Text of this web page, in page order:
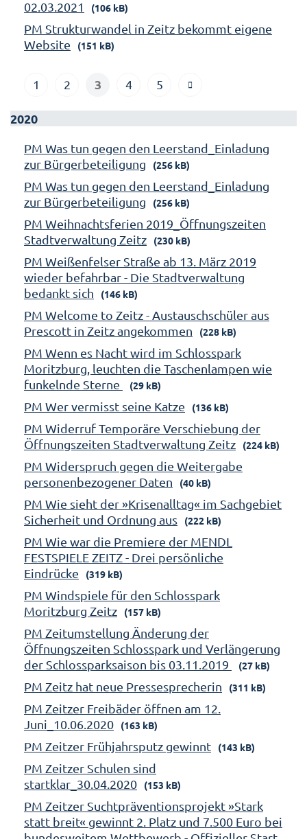
02.03.2021
(106 kB)
PM Strukturwandel in Zeitz bekommt eigene
Website
(151 kB)
1 2 3 4 5
2020
PM Was tun gegen den Leerstand_Einladung
zur Bürgerbeteiligung
(256 kB)
PM Was tun gegen den Leerstand_Einladung
zur Bürgerbeteiligung
(256 kB)
PM Weihnachtsferien 2019_Öffnungszeiten
Stadtverwaltung Zeitz
(230 kB)
PM Weißenfelser Straße ab 13. März 2019
wieder befahrbar - Die Stadtverwaltung
bedankt sich
(146 kB)
PM Welcome to Zeitz - Austauschschüler aus
Prescott in Zeitz angekommen
(228 kB)
PM Wenn es Nacht wird im Schlosspark
Moritzburg, leuchten die Taschenlampen wie
funkelnde Sterne
(29 kB)
PM Wer vermisst seine Katze (136 kB)
PM Widerruf Temporäre Verschiebung der
Öffnungszeiten Stadtverwaltung Zeitz
(224 kB)
PM Widerspruch gegen die Weitergabe
personenbezogener Daten
(40 kB)
PM Wie sieht der »Krisenalltag« im Sachgebiet
Sicherheit und Ordnung aus
(222 kB)
PM Wie war die Premiere der MENDL
FESTSPIELE ZEITZ - Drei persönliche
Eindrücke
(319 kB)
PM Windspiele für den Schlosspark
Moritzburg Zeitz
(157 kB)
PM Zeitumstellung Änderung der
Öffnungszeiten Schlosspark und Verlängerung
der Schlossparksaison bis 03.11.2019
(27 kB)
PM Zeitz hat neue Pressesprecherin (311 kB)
PM Zeitzer Freibäder öffnen am 12.
Juni_10.06.2020
(163 kB)
PM Zeitzer Frühjahrsputz gewinnt (143 kB)
PM Zeitzer Schulen sind
startklar_30.04.2020
(153 kB)
PM Zeitzer Suchtpräventionsprojekt »Stark
statt breit« gewinnt 2. Platz und 7.500 Euro bei